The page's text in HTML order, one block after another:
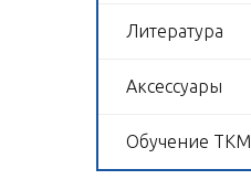
Литература
Аксессуары
Обучение ТКМ